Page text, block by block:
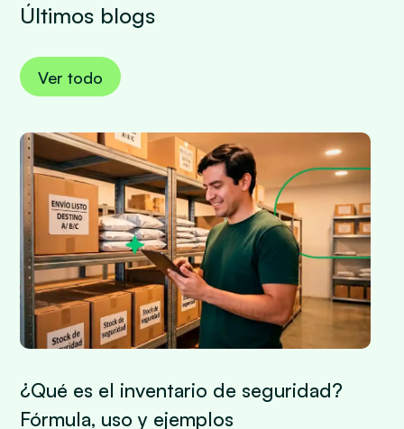
Últimos blogs
Ver todo
¿Qué es el inventario de seguridad?
Fórmula, uso y ejemplos